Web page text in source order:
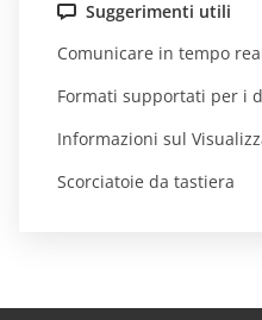
Suggerimenti utili
Comunicare in tempo
Formati supportati per i
Informazioni sul
Scorciatoie da tastiera